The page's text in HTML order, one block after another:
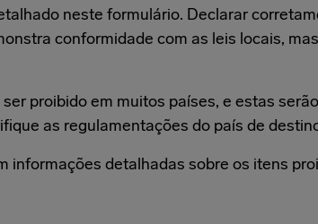
neste formulário. Declarar
conformidade com as leis locais,
proibido em muitos países, e estas
as regulamentações do país de
informações detalhadas sobre os itens